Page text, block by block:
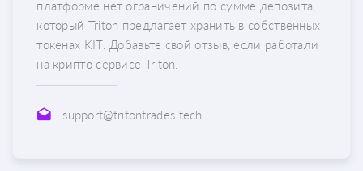
платформе нет ограничений по сумме депозита,
который Triton предлагает хранить в собственных
токенах KIT. Добавьте свой отзыв, если работали
на крипто сервисе Triton.
support@tritontrades.tech